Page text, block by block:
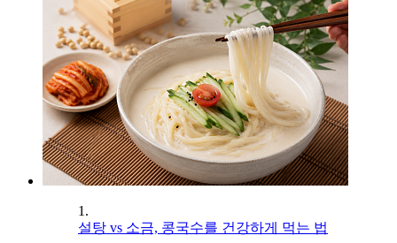
1.
설탕 vs 소금, 콩국수를 건강하게 먹는 법